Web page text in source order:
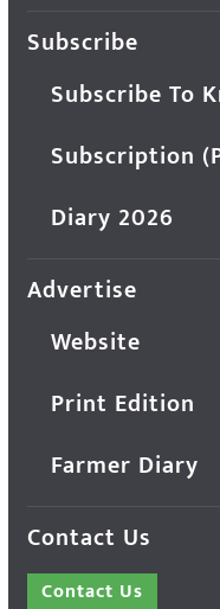
Subscribe
Subscribe To
Subscription
Diary 2026
Advertise
Website
Print Edition
Farmer Diary
Contact Us
Contact Us